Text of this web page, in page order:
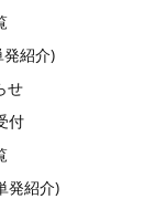
紹介)
せ
付
発紹介)